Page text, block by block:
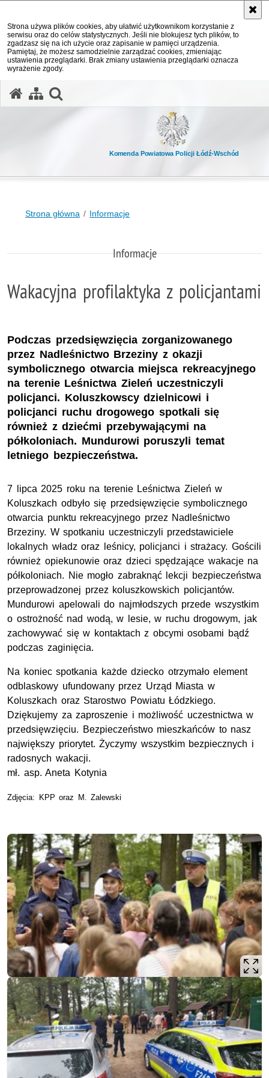
Strona używa plików cookies, aby ułatwić użytkownikom korzystanie z
serwisu oraz do celów statystycznych. Jeśli nie blokujesz tych plików, to
zgadzasz się na ich użycie oraz zapisanie w pamięci urządzenia.
Pamiętaj, że możesz samodzielnie zarządzać cookies, zmieniając
ustawienia przeglądarki. Brak zmiany ustawienia przeglądarki oznacza
wyrażenie zgody.
Komenda Powiatowa Policji Łódź-Wschód
Strona główna Informacje
Informacje
Wakacyjna profilaktyka z policjantami
Podczas przedsięwzięcia zorganizowanego
przez Nadleśnictwo Brzeziny z okazji
symbolicznego otwarcia miejsca rekreacyjnego
na terenie Leśnictwa Zieleń uczestniczyli
policjanci. Koluszkowscy dzielnicowi i
policjanci ruchu drogowego spotkali się
również z dziećmi przebywającymi na
półkoloniach. Mundurowi poruszyli temat
letniego bezpieczeństwa.
7 lipca 2025 roku na terenie Leśnictwa Zieleń w
Koluszkach odbyło się przedsięwzięcie symbolicznego
otwarcia punktu rekreacyjnego przez Nadleśnictwo
Brzeziny. W spotkaniu uczestniczyli przedstawiciele
lokalnych władz oraz leśnicy, policjanci i strażacy. Gościli
również opiekunowie oraz dzieci spędzające wakacje na
półkoloniach. Nie mogło zabraknąć lekcji bezpieczeństwa
przeprowadzonej przez koluszkowskich policjantów.
Mundurowi apelowali do najmłodszych przede wszystkim
o ostrożność nad wodą, w lesie, w ruchu drogowym, jak
zachowywać się w kontaktach z obcymi osobami bądź
podczas zaginięcia.
Na koniec spotkania każde dziecko otrzymało element
odblaskowy ufundowany przez Urząd Miasta w
Koluszkach oraz Starostwo Powiatu Łódzkiego.
Dziękujemy za zaproszenie i możliwość uczestnictwa w
przedsięwzięciu. Bezpieczeństwo mieszkańców to nasz
największy priorytet. Życzymy wszystkim bezpiecznych i
radosnych wakacji.
mł. asp. Aneta Kotynia
Zdjęcia: KPP oraz M. Zalewski